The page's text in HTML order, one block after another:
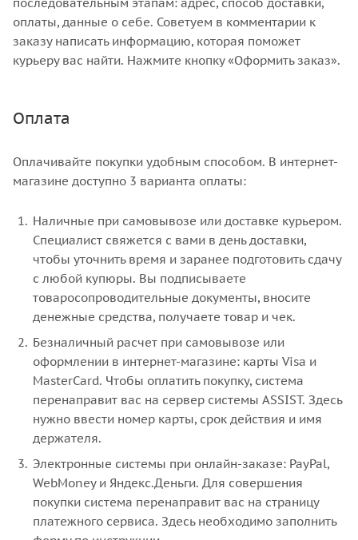
оплаты, данные о себе. Советуем в комментарии к
заказу написать информацию, которая поможет
курьеру вас найти. Нажмите кнопку «Оформить заказ».
Оплата
Оплачивайте покупки удобным способом. В интернет-
магазине доступно 3 варианта оплаты:
Наличные при самовывозе или доставке курьером.
Специалист свяжется с вами в день доставки,
чтобы уточнить время и заранее подготовить сдачу
с любой купюры. Вы подписываете
товаросопроводительные документы, вносите
денежные средства, получаете товар и чек.
Безналичный расчет при самовывозе или
оформлении в интернет-магазине: карты Visa и
MasterCard. Чтобы оплатить покупку, система
перенаправит вас на сервер системы ASSIST. Здесь
нужно ввести номер карты, срок действия и имя
держателя.
Электронные системы при онлайн-заказе: PayPal,
WebMoney и Яндекс.Деньги. Для совершения
покупки система перенаправит вас на страницу
платежного сервиса. Здесь необходимо заполнить